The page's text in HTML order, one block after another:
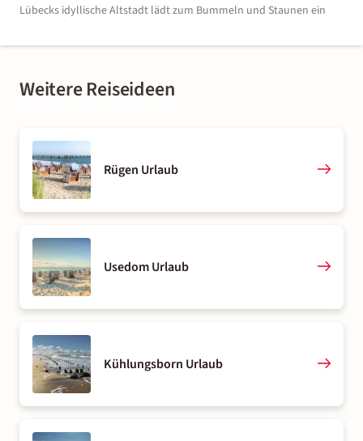
Lübecks idyllische Altstadt lädt zum Bummeln und Staunen ein
Weitere Reiseideen
Rügen Urlaub
Usedom Urlaub
Kühlungsborn Urlaub